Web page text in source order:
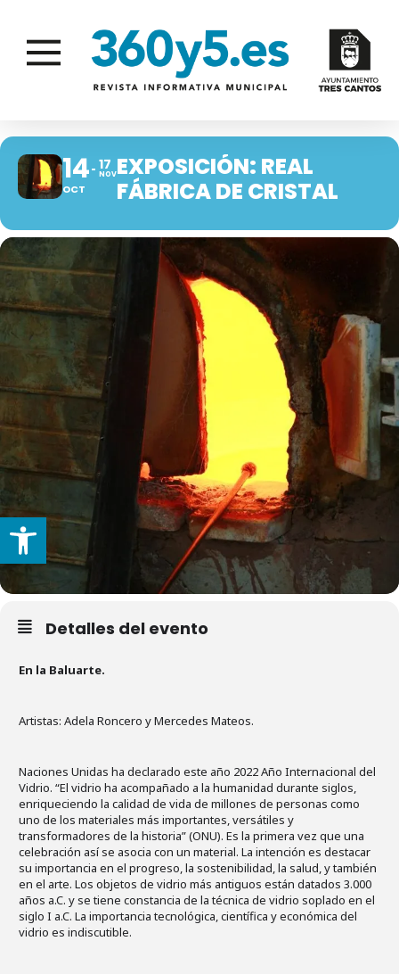
Abrir barra de herramientas
14
OCT
17
NOVEXPOSICIÓN: REAL
FÁBRICA DE CRISTAL
Detalles del evento
En la Baluarte.
Artistas: Adela Roncero y Mercedes Mateos.
Naciones Unidas ha declarado este año 2022 Año Internacional del
Vidrio. “El vidrio ha acompañado a la humanidad durante siglos,
enriqueciendo la calidad de vida de millones de personas como
uno de los materiales más importantes, versátiles y
transformadores de la historia” (ONU). Es la primera vez que una
celebración así se asocia con un material. La intención es destacar
su importancia en el progreso, la sostenibilidad, la salud, y también
en el arte. Los objetos de vidrio más antiguos están datados 3.000
años a.C. y se tiene constancia de la técnica de vidrio soplado en el
siglo I a.C. La importancia tecnológica, científica y económica del
vidrio es indiscutible.